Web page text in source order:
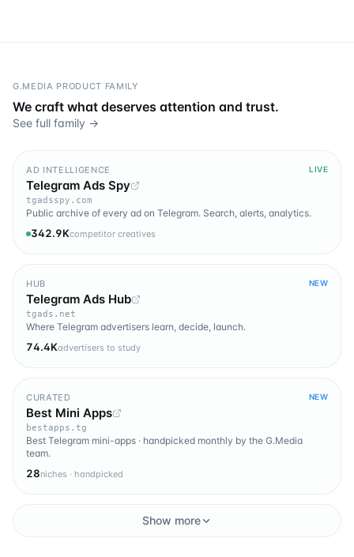
G.MEDIA PRODUCT FAMILY
We craft what deserves attention and trust.
See full family →
AD INTELLIGENCE LIVE
Telegram Ads Spy
tgadsspy.com
Public archive of every ad on Telegram. Search, alerts, analytics.
342.9Kcompetitor creatives
HUB NEW
Telegram Ads Hub
tgads.net
Where Telegram advertisers learn, decide, launch.
74.4Kadvertisers to study
CURATED NEW
Best Mini Apps
bestapps.tg
Best Telegram mini-apps · handpicked monthly by the G.Media
team.
28niches · handpicked
Show more